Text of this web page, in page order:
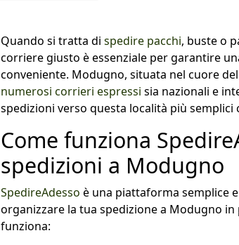
Quando si tratta di spedire pacchi, buste o
corriere giusto è essenziale per garantire
conveniente. Modugno, situata nel cuore
numerosi corrieri espressi sia nazionali e
spedizioni verso questa località più semplici
Come funziona
spedizioni a Modugno
SpedireAdesso è una piattaforma semplice
organizzare la tua spedizione a Modugno in
funziona: